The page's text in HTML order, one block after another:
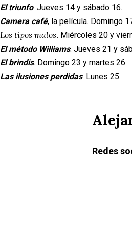
El triunfo. Jueves 14 y sábado 16.
Camera café, la película. Domingo
Los tipos malos. Miércoles 20 y
El método Williams. Jueves 21 y
El brindis. Domingo 23 y martes 26.
Las ilusiones perdidas. Lunes 25.
Redes